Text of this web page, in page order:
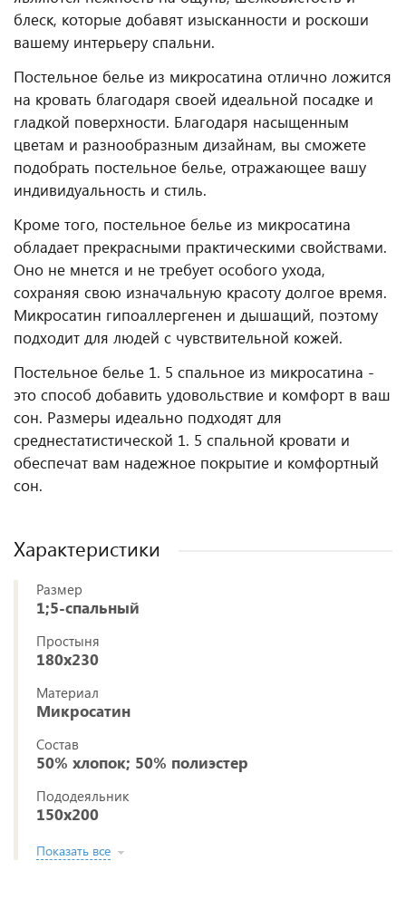
блеск, которые добавят изысканности и роскоши
вашему интерьеру спальни.
Постельное белье из микросатина отлично ложится
на кровать благодаря своей идеальной посадке и
гладкой поверхности. Благодаря насыщенным
цветам и разнообразным дизайнам, вы сможете
подобрать постельное белье, отражающее вашу
индивидуальность и стиль.
Кроме того, постельное белье из микросатина
обладает прекрасными практическими свойствами.
Оно не мнется и не требует особого ухода,
сохраняя свою изначальную красоту долгое время.
Микросатин гипоаллергенен и дышащий, поэтому
подходит для людей с чувствительной кожей.
Постельное белье 1. 5 спальное из микросатина -
это способ добавить удовольствие и комфорт в ваш
сон. Размеры идеально подходят для
среднестатистической 1. 5 спальной кровати и
обеспечат вам надежное покрытие и комфортный
сон.
Характеристики
Размер
1;5-спальный
Простыня
180x230
Материал
Микросатин
Состав
50% хлопок; 50% полиэстер
Пододеяльник
150x200
Показать все